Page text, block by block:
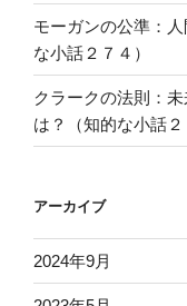
モーガンの公準：
な小話２７４）
クラークの法則：
は？（知的な小話２
アーカイブ
2024年9月